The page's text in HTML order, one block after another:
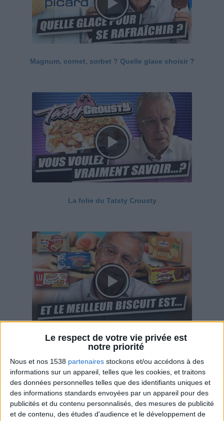
Le respect de votre vie privée est
notre priorité
Nous et nos 1538 partenaires stockons et/ou accédons à des
informations sur un appareil, telles que les cookies, et traitons
des données personnelles telles que des identifiants uniques et
des informations standards envoyées par un appareil pour des
publicités et du contenu personnalisés, des mesures de publicité
et de contenu, des études d'audience et le développement de
Magnum, cornet, sorbet ? Quelle glace choisir ?
La folie du Tatsty Crousty
Savane, LU, Pepito, Harrys... Que valent vraiment
ces gâteaux ?
Webinaires en direct Voir tout